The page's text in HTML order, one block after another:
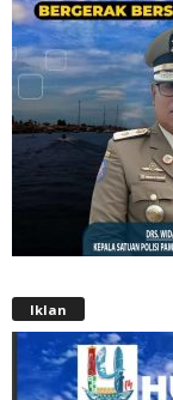
Iklan